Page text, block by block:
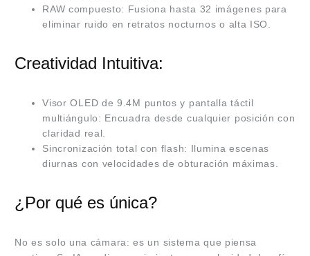
RAW compuesto: Fusiona hasta 32 imágenes para
eliminar ruido en retratos nocturnos o alta ISO.
Creatividad Intuitiva:
Visor OLED de 9.4M puntos y pantalla táctil
multiángulo: Encuadra desde cualquier posición con
claridad real.
Sincronización total con flash: Ilumina escenas
diurnas con velocidades de obturación máximas.
¿Por qué es única?
No es solo una cámara: es un sistema que piensa